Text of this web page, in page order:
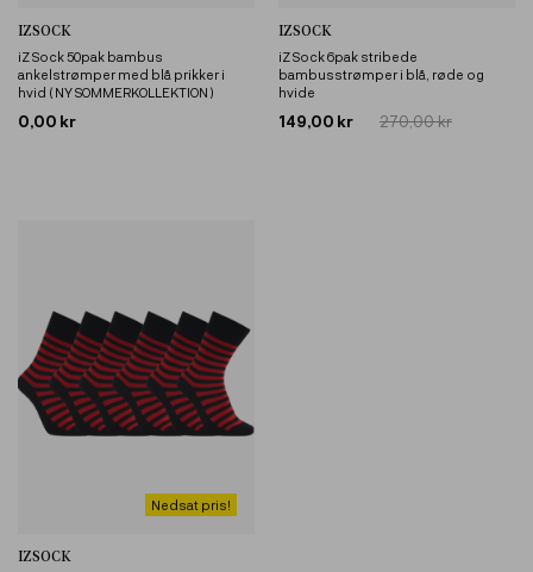
IZSOCK
iZ Sock 50pak bambus
ankelstrømper med blå prikker i
hvid ( NY SOMMERKOLLEKTION )
0,00 kr
IZSOCK
iZ Sock 6pak stribede
bambusstrømper i blå, røde og
hvide
149,00 kr 270,00 kr
Nedsat pris!
IZSOCK